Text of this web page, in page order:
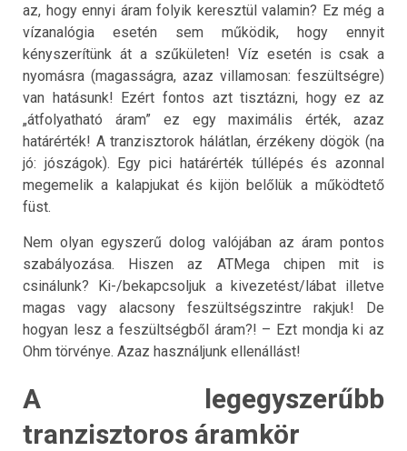
az, hogy ennyi áram folyik keresztül valamin? Ez még a
vízanalógia esetén sem működik, hogy ennyit
kényszerítünk át a szűkületen! Víz esetén is csak a
nyomásra (magasságra, azaz villamosan: feszültségre)
van hatásunk! Ezért fontos azt tisztázni, hogy ez az
„átfolyatható áram” ez egy maximális érték, azaz
határérték! A tranzisztorok hálátlan, érzékeny dögök (na
jó: jószágok). Egy pici határérték túllépés és azonnal
megemelik a kalapjukat és kijön belőlük a működtető
füst.
Nem olyan egyszerű dolog valójában az áram pontos
szabályozása. Hiszen az ATMega chipen mit is
csinálunk? Ki-/bekapcsoljuk a kivezetést/lábat illetve
magas vagy alacsony feszültségszintre rakjuk! De
hogyan lesz a feszültségből áram?! – Ezt mondja ki az
Ohm törvénye. Azaz használjunk ellenállást!
A legegyszerűbb
tranzisztoros áramkör